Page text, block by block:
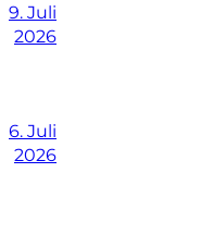
9. Juli
2026
6. Juli
2026